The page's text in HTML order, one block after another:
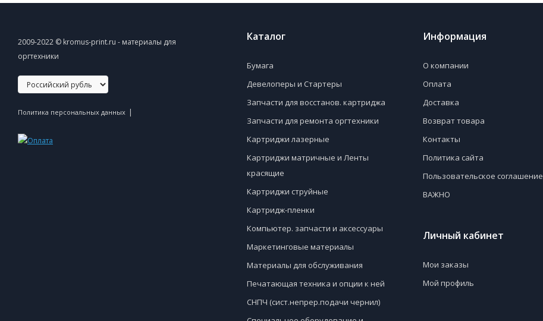
2009-2022 © kromus-print.ru - материалы для
оргтехники
Политика персональных данных |
Каталог
Бумага
Девелоперы и Стартеры
Запчасти для восстанов. картриджа
Запчасти для ремонта оргтехники
Картриджи лазерные
Картриджи матричные и Ленты
красящие
Картриджи струйные
Картридж-пленки
Компьютер. запчасти и аксессуары
Маркетинговые материалы
Материалы для обслуживания
Печатающая техника и опции к ней
СНПЧ (сист.непрер.подачи чернил)
Информация
О компании
Оплата
Доставка
Возврат товара
Контакты
Политика сайта
Пользовательское соглашение
ВАЖНО
Личный кабинет
Мои заказы
Мой профиль